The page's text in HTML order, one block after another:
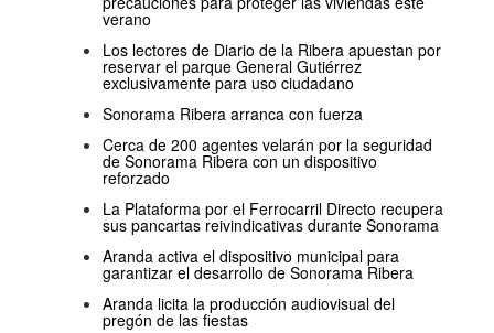
verano
Los lectores de Diario de la Ribera apuestan por
reservar el parque General Gutiérrez
exclusivamente para uso ciudadano
Sonorama Ribera arranca con fuerza
Cerca de 200 agentes velarán por la seguridad
de Sonorama Ribera con un dispositivo
reforzado
La Plataforma por el Ferrocarril Directo recupera
sus pancartas reivindicativas durante Sonorama
Aranda activa el dispositivo municipal para
garantizar el desarrollo de Sonorama Ribera
Aranda licita la producción audiovisual del
pregón de las fiestas